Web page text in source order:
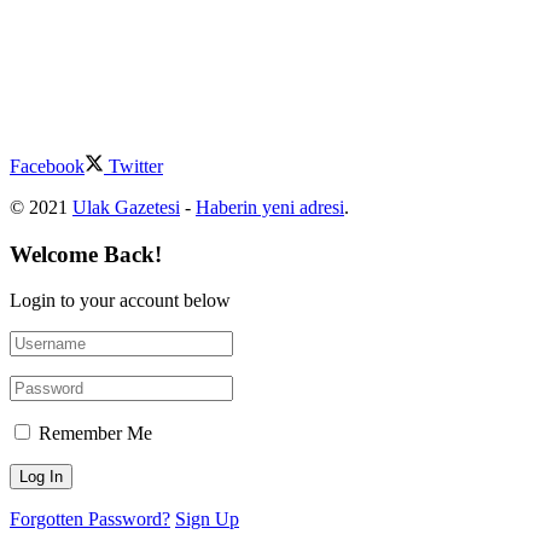
Facebook
Twitter
© 2021 Ulak Gazetesi - Haberin yeni adresi.
Welcome Back!
Login to your account below
Remember Me
Forgotten Password? Sign Up